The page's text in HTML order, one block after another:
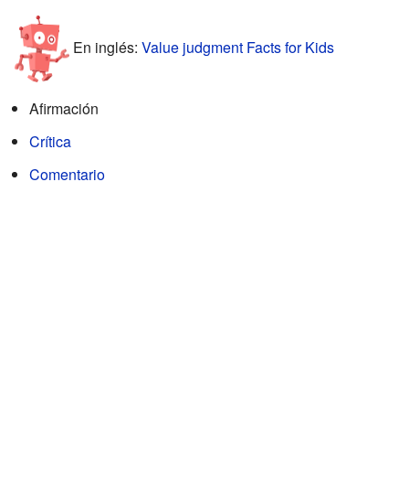
En inglés: Value judgment Facts for Kids
Afirmación
Crítica
Comentario